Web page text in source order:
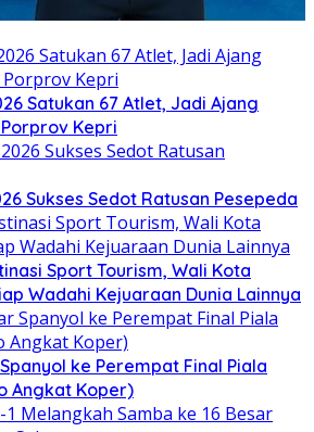
Satukan 67 Atlet, Jadi Ajang
Kepri
Sukses Sedot Ratusan Pesepeda
Sport Tourism, Wali Kota
Wadahi Kejuaraan Dunia Lainnya
ke Perempat Final Piala
Angkat Koper)